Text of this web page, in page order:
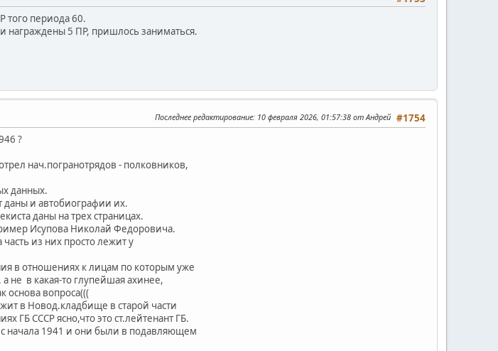
того периода 60.
награждены 5 ПР, пришлось заниматься.
#1754
Последнее редактирование: 10 февраля 2026, 01:57:38 от Андрей
?
нач.погранотрядов - полковников,
данных.
даны и автобиографии их.
даны на трех страницах.
Исупова Николай Федоровича.
из них просто лежит у
в отношениях к лицам по которым уже
не в какая-то глупейшая ахинее,
основа вопроса(((
в Новод.кладбище в старой части
ГБ СССР ясно,что это ст.лейтенант ГБ.
начала 1941 и они были в подавляющем